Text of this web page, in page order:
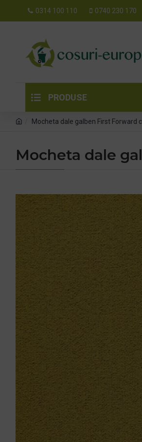
0314 100 110 0740 230 170
PRODUSE
Mocheta dale galben First Forward
Mocheta dale